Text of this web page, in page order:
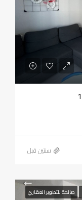
‏سنتين قبل
صالحة للتطوير العقاري